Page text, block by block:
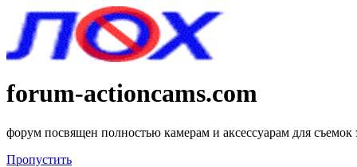
forum-actioncams.com
форум посвящен полностью камерам и аксессуарам для съемок
Пропустить